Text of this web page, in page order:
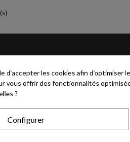
Le
1244 Route
France
d'accepter les cookies afin d'optimiser
vous offrir des fonctionnalités
?
Configurer